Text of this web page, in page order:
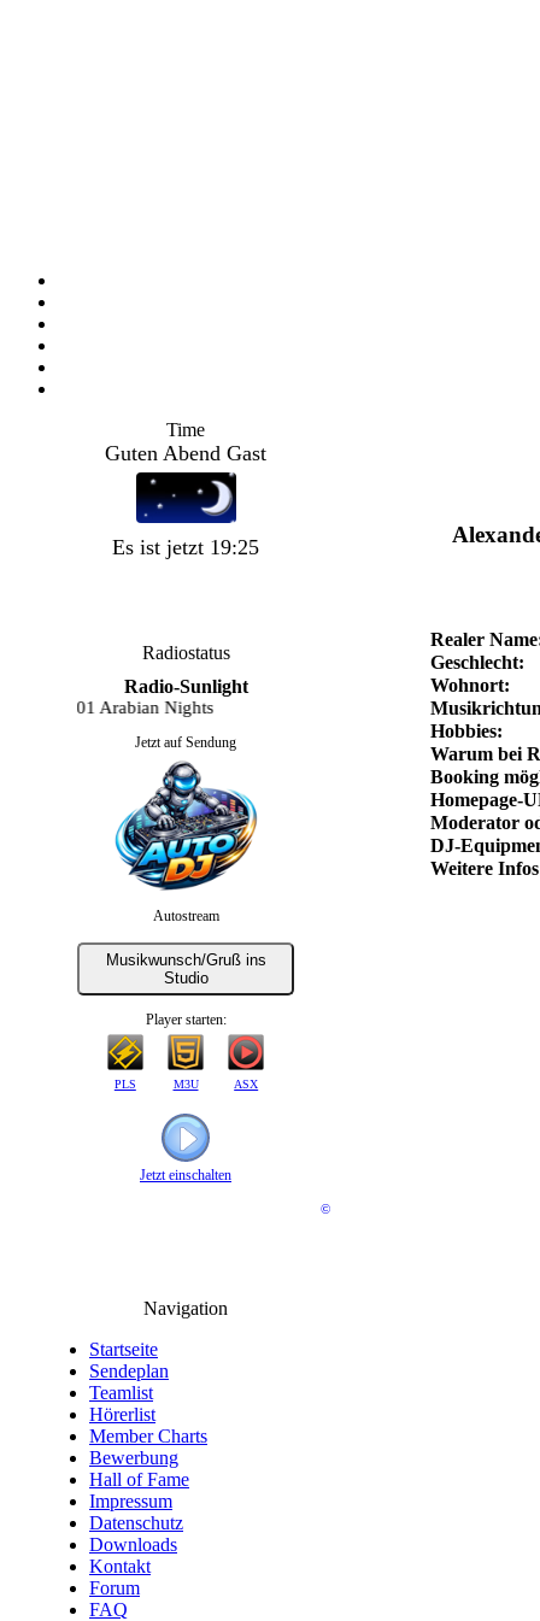
Time
Guten Abend Gast
Es ist jetzt 19:25
Radiostatus
Radio-Sunlight
- 1001 Arabian Nights
Jetzt auf Sendung
Autostream
Musikwunsch/Gruß ins
Studio
Player starten:
PLS M3U ASX
Jetzt einschalten
©
Navigation
Startseite
Sendeplan
Teamlist
Hörerlist
Member Charts
Bewerbung
Hall of Fame
Impressum
Datenschutz
Downloads
Kontakt
Forum
FAQ
Realer
Geschlecht:
Wohnort:
Hobbies:
Warum bei
Booking
Homepage-
Moderator
DJ-
Weitere